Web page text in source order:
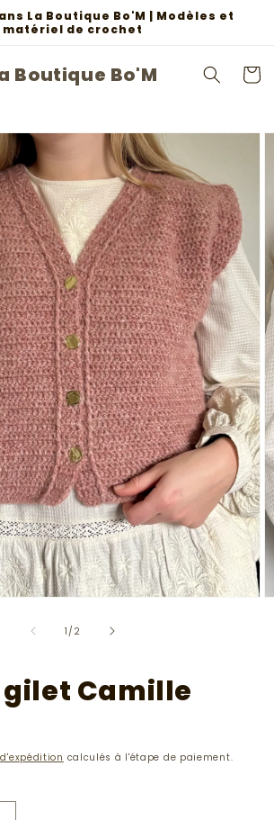
La Boutique Bo'M | Modèles et
matériel de crochet
Boutique Bo'M Panier
1 /de2
Camille
calculés à l'étape de paiement.